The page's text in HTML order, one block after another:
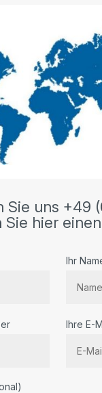
Sie uns +49
hier
Ihr
Ihre E-